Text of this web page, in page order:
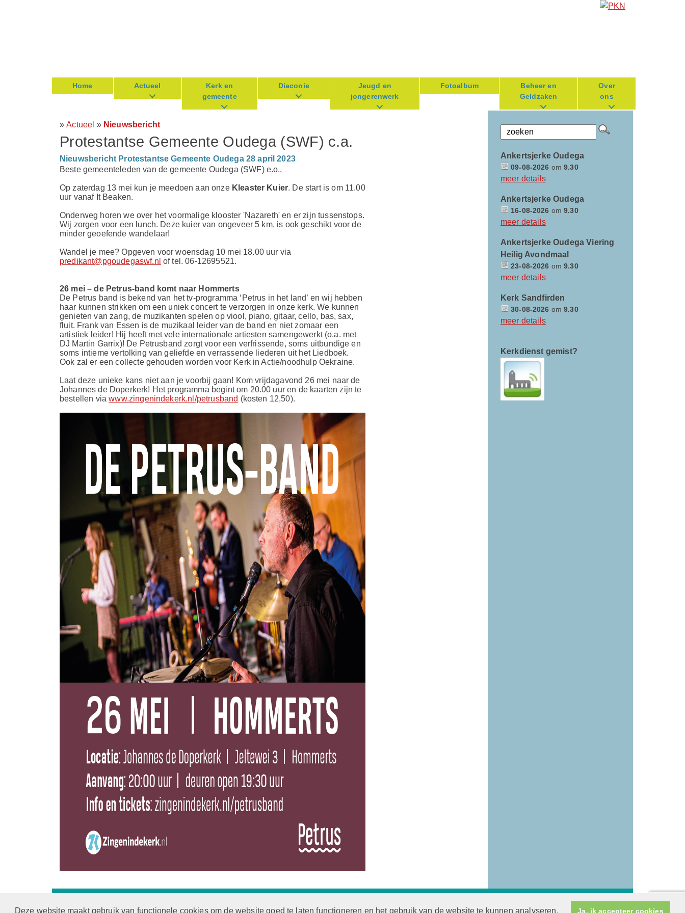
Deze website maakt gebruik van functionele cookies om de website goed te laten functioneren en het gebruik van de website te kunnen analyseren. Ja, ik accepteer cookies
Home Actueel
Kerk en
gemeente
Diaconie
Jeugd en
jongerenwerk
Fotoalbum
Beheer en
Geldzaken
Over
ons
»Actueel » Nieuwsbericht
Protestantse Gemeente Oudega (SWF) c.a.
Nieuwsbericht Protestantse Gemeente Oudega 28 april 2023
Beste gemeenteleden van de gemeente Oudega (SWF) e.o.,
Op zaterdag 13 mei kun je meedoen aan onze Kleaster Kuier. De start is om 11.00
uur vanaf It Beaken.
Onderweg horen we over het voormalige klooster 'Nazareth' en er zijn tussenstops.
Wij zorgen voor een lunch. Deze kuier van ongeveer 5 km, is ook geschikt voor de
minder geoefende wandelaar!
Wandel je mee? Opgeven voor woensdag 10 mei 18.00 uur via
predikant@pgoudegaswf.nl of tel. 06-12695521.
26 mei – de Petrus-band komt naar Hommerts
De Petrus band is bekend van het tv-programma ‘Petrus in het land’ en wij hebben
haar kunnen strikken om een uniek concert te verzorgen in onze kerk. We kunnen
genieten van zang, de muzikanten spelen op viool, piano, gitaar, cello, bas, sax,
fluit. Frank van Essen is de muzikaal leider van de band en niet zomaar een
artistiek leider! Hij heeft met vele internationale artiesten samengewerkt (o.a. met
DJ Martin Garrix)! De Petrusband zorgt voor een verfrissende, soms uitbundige en
soms intieme vertolking van geliefde en verrassende liederen uit het Liedboek.
Ook zal er een collecte gehouden worden voor Kerk in Actie/noodhulp Oekraine.
Laat deze unieke kans niet aan je voorbij gaan! Kom vrijdagavond 26 mei naar de
Johannes de Doperkerk! Het programma begint om 20.00 uur en de kaarten zijn te
bestellen viawww.zingenindekerk.nl/petrusband (kosten 12,50).
Ankertsjerke Oudega
09-08-2026 om9.30
meer details
Ankertsjerke Oudega
16-08-2026 om9.30
meer details
Ankertsjerke Oudega Viering
Heilig Avondmaal
23-08-2026 om9.30
meer details
Kerk Sandfirden
30-08-2026 om9.30
meer details
Kerkdienst gemist?
Human Content Mediaproducties